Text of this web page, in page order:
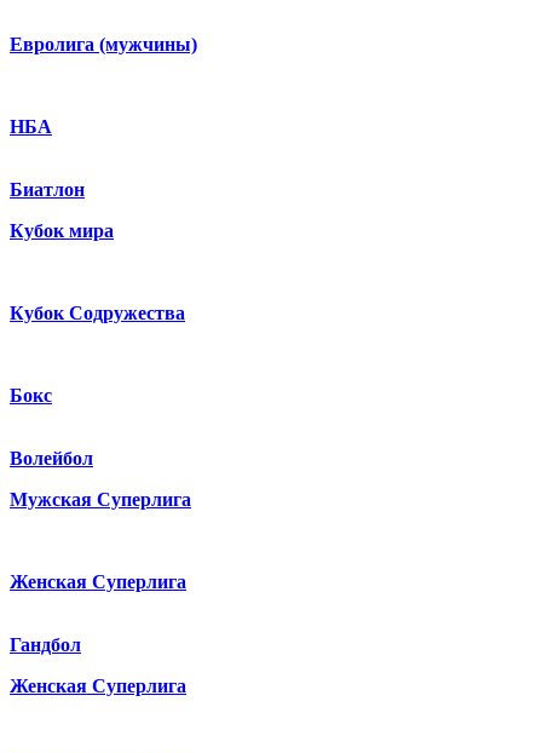
Евролига (мужчины)
НБА
Биатлон
Кубок мира
Кубок Содружества
Бокс
Волейбол
Мужская Суперлига
Женская Суперлига
Гандбол
Женская Суперлига